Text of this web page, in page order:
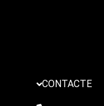
CONTACTE